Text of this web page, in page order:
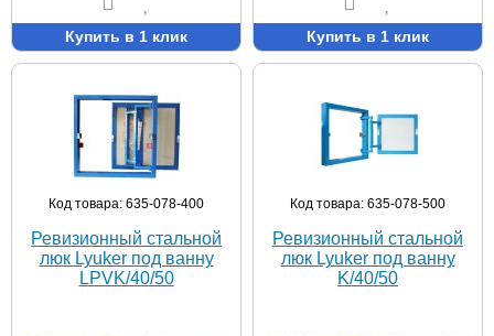
Купить в 1 клик Купить в 1 клик
Код товара: 635-078-400
Ревизионный стальной
люк Lyuker под ванну
LPVK/40/50
Код товара: 635-078-500
Ревизионный стальной
люк Lyuker под ванну
K/40/50